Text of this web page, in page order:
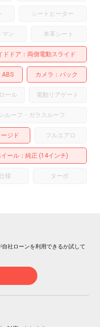
シートヒーター
マン 本革シート
ドドア 両側電動スライド
ABS カメラ バック
ール 電動リアゲート
ルーフ・ガラスルーフ
ジド フルエアロ
ール ：純正 (14インチ)
様 ターボ
社ローンを利用できるか試して